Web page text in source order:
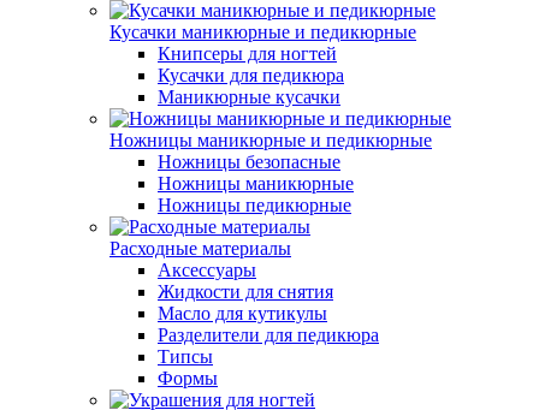
Кусачки маникюрные и педикюрные
Книпсеры для ногтей
Кусачки для педикюра
Маникюрные кусачки
Ножницы маникюрные и педикюрные
Ножницы безопасные
Ножницы маникюрные
Ножницы педикюрные
Расходные материалы
Аксессуары
Жидкости для снятия
Масло для кутикулы
Разделители для педикюра
Типсы
Формы